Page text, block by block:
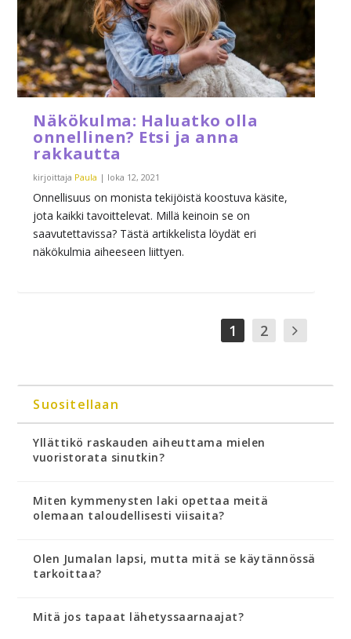
Näkökulma: Haluatko olla
onnellinen? Etsi ja anna
rakkautta
kirjoittaja Paula | loka 12, 2021
Onnellisuus on monista tekijöistä koostuva käsite,
jota kaikki tavoittelevat. Millä keinoin se on
saavutettavissa? Tästä artikkelista löydät eri
näkökulmia aiheeseen liittyen.
1 2
Suositellaan
Yllättikö raskauden aiheuttama mielen
vuoristorata sinutkin?
Miten kymmenysten laki opettaa meitä
olemaan taloudellisesti viisaita?
Olen Jumalan lapsi, mutta mitä se käytännössä
tarkoittaa?
Mitä jos tapaat lähetyssaarnaajat?